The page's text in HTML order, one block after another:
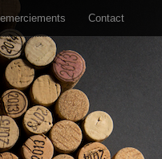
Contact